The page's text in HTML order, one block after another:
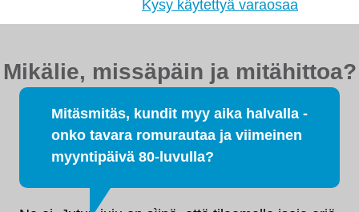
Kysy käytettyä varaosaa
Mikälie, missäpäin ja mitähittoa?
Mitäsmitäs, kundit myy aika halvalla -
onko tavara romurautaa ja viimeinen
myyntipäivä 80-luvulla?